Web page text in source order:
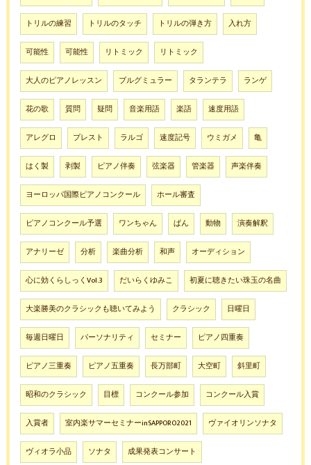
トリルの練習 トリルのタッチ トリルの弾き方 入れ方
可能性 可能性 リトミック リトミック
大人のピアノレッスン ブルグミュラー タランテラ ランゲ
花の歌 質問 疑問 音楽用語 楽語 速度用語
アレグロ プレスト ラルゴ 速度記号 ウミガメ 亀
はく製 剥製 ピアノ伴奏 弦楽器 管楽器 声楽伴奏
ヨーロッパ国際ピアノコンクール ホール審査
ピアノコンクール予選 ワンちゃん ぱん 動物 演奏解釈
アナリーゼ 分析 楽曲分析 和声 オーディション
心に効くらしっくVol.3 だいらくゆみこ 初夏に聴きたい珠玉の名曲
大楽勝美のクラシックも聴いてみよう クラシック 日曜日
毎週日曜日 パーソナリティ セミナー ピアノ四重奏
ピアノ三重奏 ピアノ五重奏 長万部町 大空町 斜里町
昭和のクラシック 目標 コンクール参加 コンクール入賞
入賞者 室内楽サマーセミナーinSAPPORO2021 ヴァイオリンソナタ
ヴィオラ小品 ソナタ 成果発表コンサート